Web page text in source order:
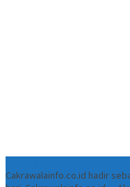
Cakrawalainfo.co.id hadir